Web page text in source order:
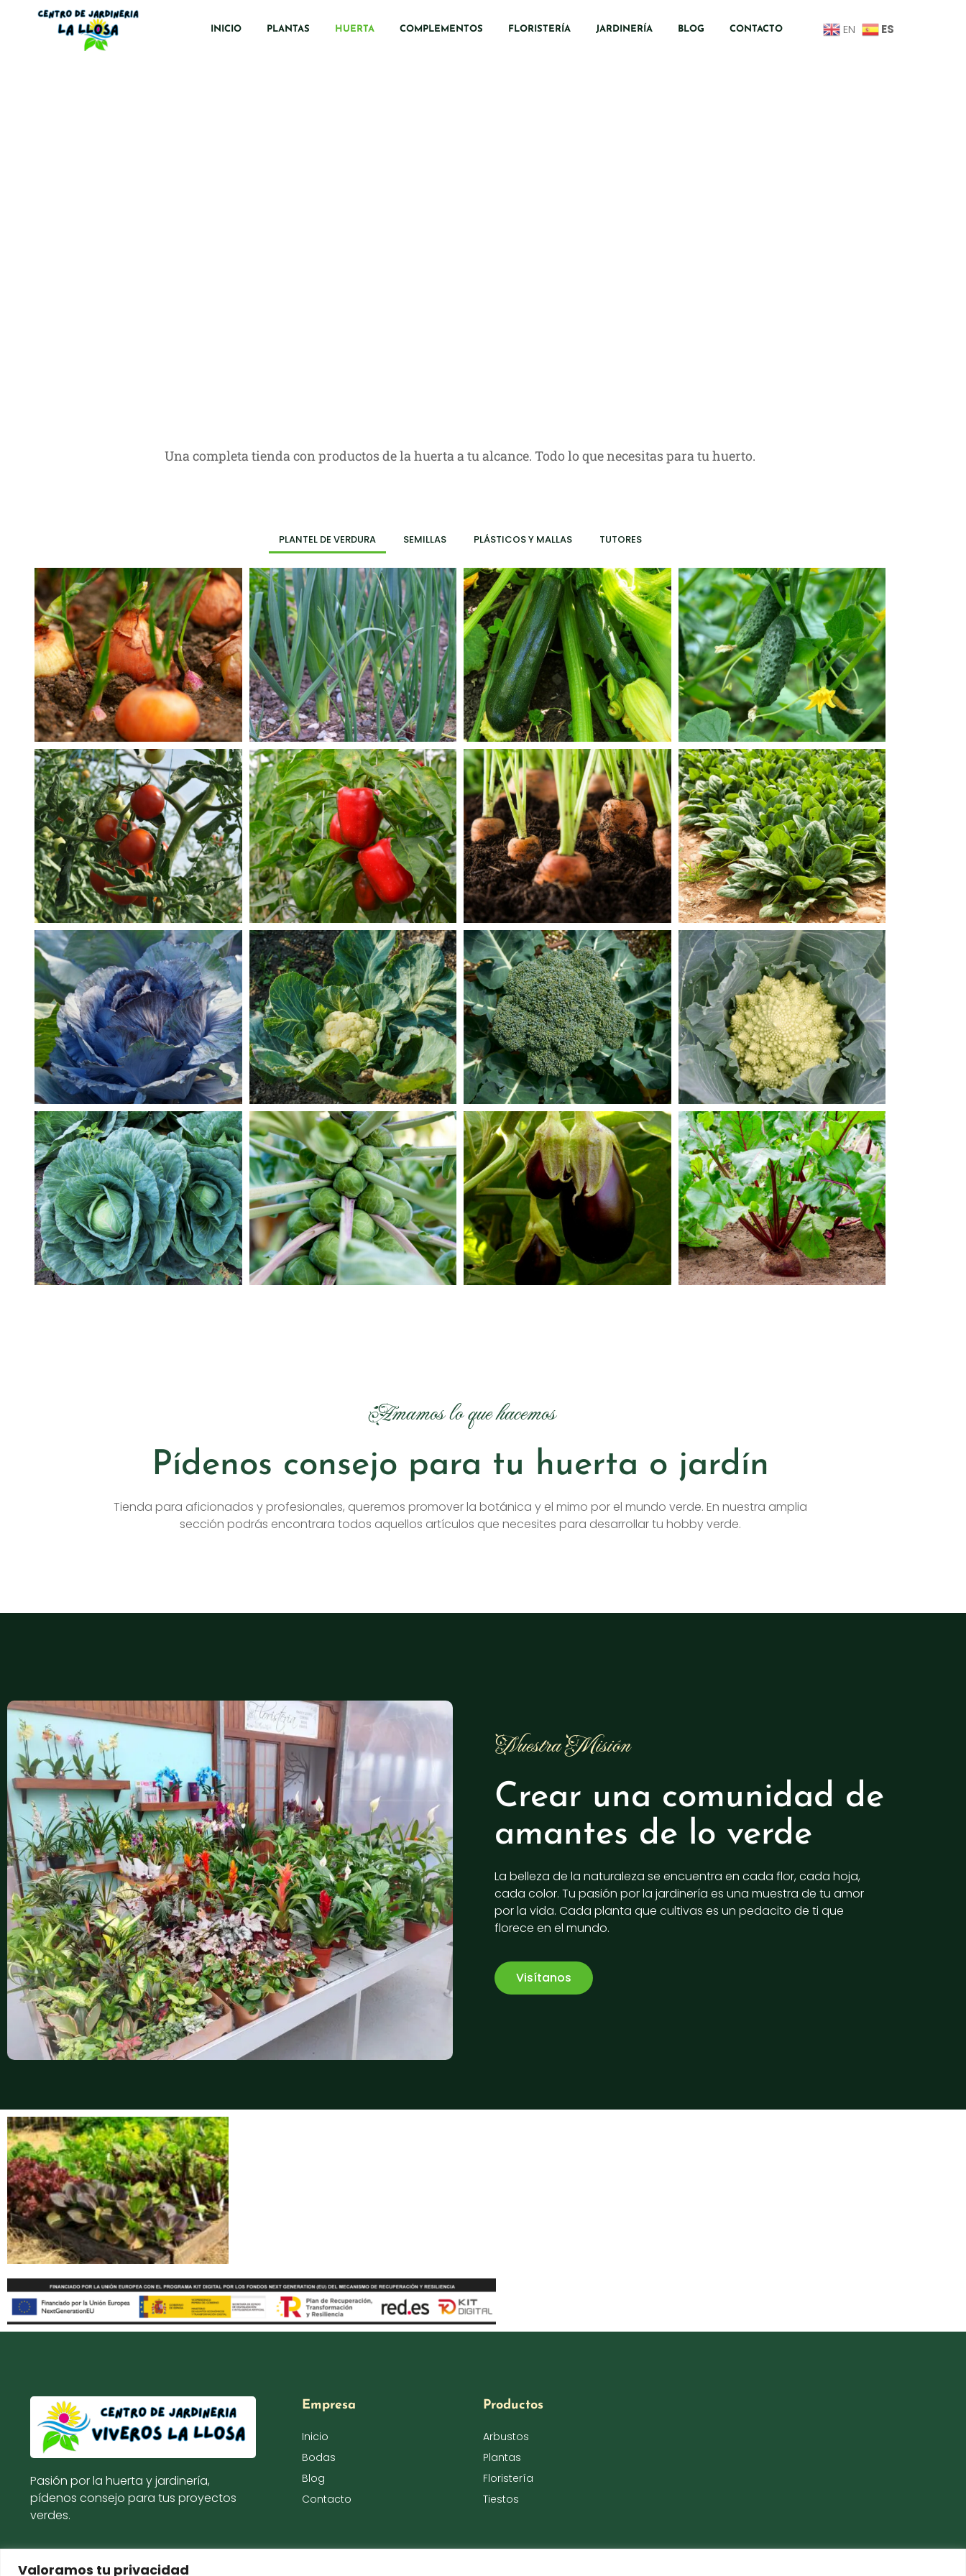
Valoramos tu privacidad
INICIO PLANTAS HUERTA COMPLEMENTOS FLORISTERÍA JARDINERÍA BLOG CONTACTO EN ES
Una completa tienda con productos de la huerta a tu alcance. Todo lo que necesitas para tu huerto.
PLANTEL DE VERDURA SEMILLAS PLÁSTICOS Y MALLAS TUTORES
Amamos lo que hacemos
Pídenos consejo para tu huerta o jardín
Tienda para aficionados y profesionales, queremos promover la botánica y el mimo por el mundo verde. En nuestra amplia
sección podrás encontrara todos aquellos artículos que necesites para desarrollar tu hobby verde.
Nuestra Misión
Crear una comunidad de
amantes de lo verde
La belleza de la naturaleza se encuentra en cada flor, cada hoja,
cada color. Tu pasión por la jardinería es una muestra de tu amor
por la vida. Cada planta que cultivas es un pedacito de ti que
florece en el mundo.
Visítanos
Pasión por la huerta y jardinería,
pídenos consejo para tus proyectos
verdes.
Empresa
Inicio
Bodas
Blog
Contacto
Productos
Arbustos
Plantas
Floristería
Tiestos